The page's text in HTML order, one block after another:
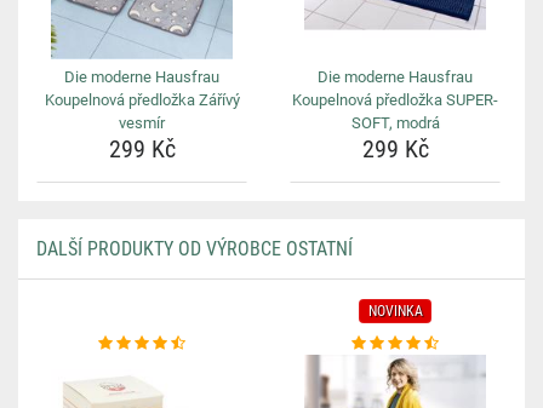
Die moderne Hausfrau
Koupelnová předložka Zářívý
vesmír
299 Kč
Die moderne Hausfrau
Koupelnová předložka SUPER-
SOFT, modrá
299 Kč
DALŠÍ PRODUKTY OD VÝROBCE OSTATNÍ
NOVINKA